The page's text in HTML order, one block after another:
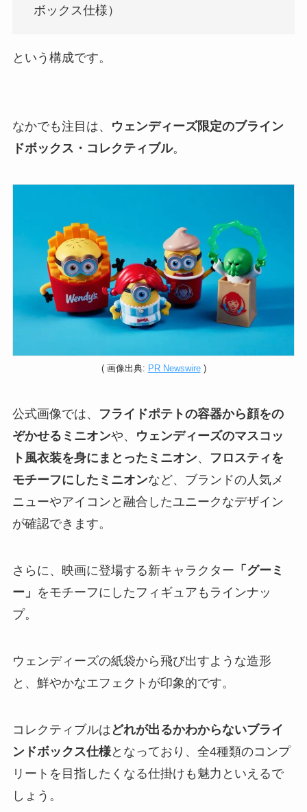
ボックス仕様）
という構成です。
なかでも注目は、
ウェンディーズ限定のブライン
ドボックス・コレクティブル。
( 画像出典: PR Newswire)
公式画像では、
フライドポテトの容器から顔をの
ぞかせるミニオンや、
ウェンディーズのマスコッ
ト風衣装を身にまとったミニオン、
フロスティを
モチーフにしたミニオンなど、ブランドの人気メ
ニューやアイコンと融合したユニークなデザイン
が確認できます。
さらに、映画に登場する新キャラクター 「グーミ
ー」 をモチーフにしたフィギュアもラインナッ
プ。
ウェンディーズの紙袋から飛び出すような造形
と、鮮やかなエフェクトが印象的です。
コレクティブルは どれが出るかわからないブライ
ンドボックス仕様となっており、全4種類のコンプ
リートを目指したくなる仕掛けも魅力といえるで
しょう。